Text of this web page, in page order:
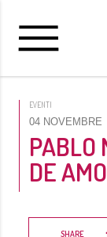
EVENTI
04 NOVEMBRE
PABLO
DE
SHARE